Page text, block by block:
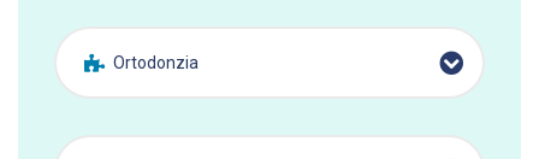
Ortodonzia